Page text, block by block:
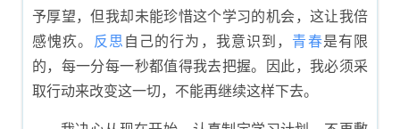
予厚望，但我却未能珍惜这个学习的机会，这让我倍
感愧疚。
反思 自己的行为，我意识到， 青春是有限
的，每一分每一秒都值得我去把握。因此，我必须采
取行动来改变这一切，不能再继续这样下去。